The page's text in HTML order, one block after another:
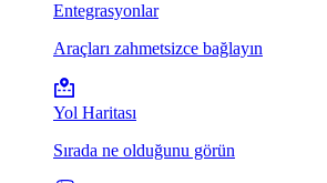
Entegrasyonlar
Araçları zahmetsizce bağlayın
Yol Haritası
Sırada ne olduğunu görün